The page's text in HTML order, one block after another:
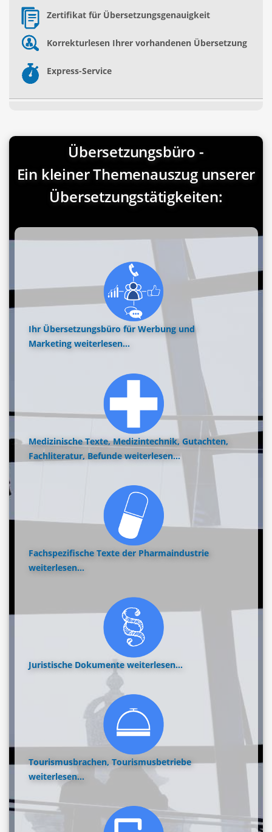
Zertifikat für Übersetzungsgenauigkeit
Korrekturlesen Ihrer vorhandenen Übersetzung
Express-Service
Übersetzungsbüro -
Ein kleiner Themenauszug unserer
Übersetzungstätigkeiten:
Ihr Übersetzungsbüro für Werbung und
Marketing weiterlesen...
Medizinische Texte, Medizintechnik, Gutachten,
Fachliteratur, Befunde weiterlesen...
Fachspezifische Texte der Pharmaindustrie
weiterlesen...
Juristische Dokumente weiterlesen...
Tourismusbrachen, Tourismusbetriebe
weiterlesen...